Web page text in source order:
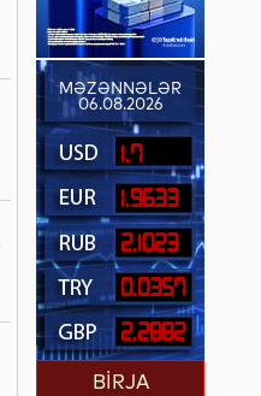
MƏZƏNNƏLƏR
06.08.2026
1.7
1.9633
2.1023
0.0357
2.2882
BİRJA